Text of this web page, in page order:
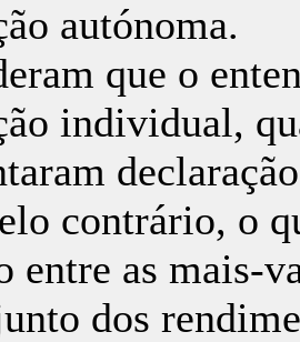
autónoma.
que o
individual,
contrário, o
entre as mais-
dos